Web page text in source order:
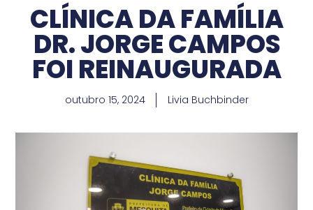
CLÍNICA DA FAMÍLIA
DR. JORGE CAMPOS
FOI REINAUGURADA
outubro 15, 2024 Livia Buchbinder